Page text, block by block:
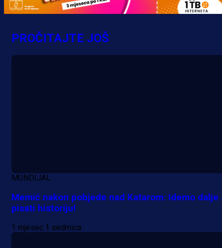
MrBit: Isprati kvalifikacije za
evropska takmičenja i preuzmi
bonus dobrodošlice!
PROČITAJTE JOŠ
MUNDIJAL
Memić nakon pobjede nad Katarom: Idemo dalje
pisati historiju!
1 mjesec 1 sedmica